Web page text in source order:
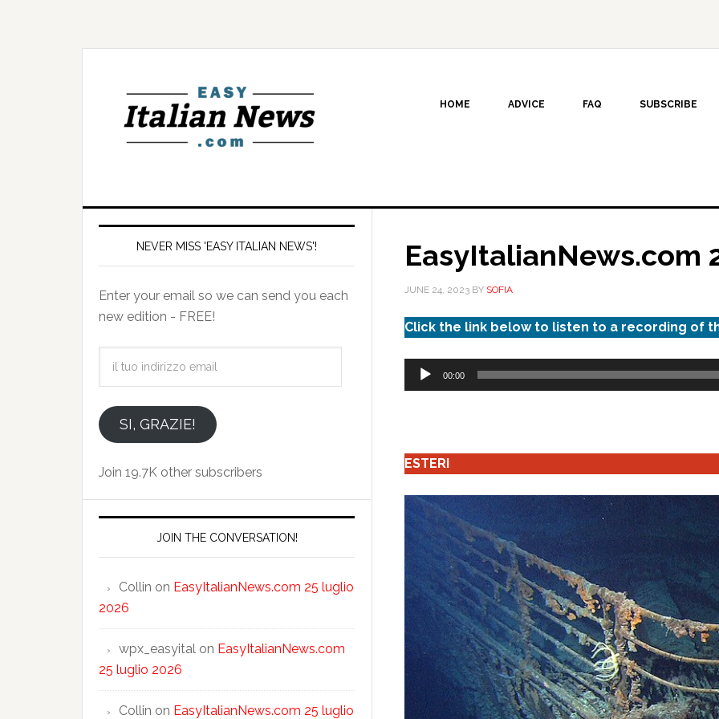
HOME ADVICE FAQ SUBSCRIBE
EasyItalianNews.com
JUNE 24, 2023 BY SOFIA
Click the link below to listen to a recording of
Audio
Player
00:00
ESTERI
NEVER MISS 'EASY ITALIAN NEWS'!
Enter your email so we can send you each
new edition - FREE!
emailSI, GRAZIE!
Join 19.7K other subscribers
JOIN THE CONVERSATION!
Collin on EasyItalianNews.com 25 luglio
2026
wpx_easyital on EasyItalianNews.com
25 luglio 2026
Collin on EasyItalianNews.com 25 luglio